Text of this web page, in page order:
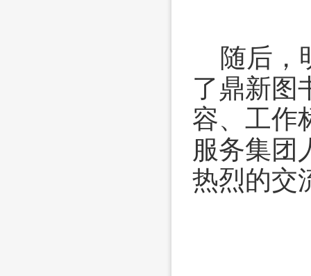
随后，
了鼎新图
容、工作
服务集团
热烈的交